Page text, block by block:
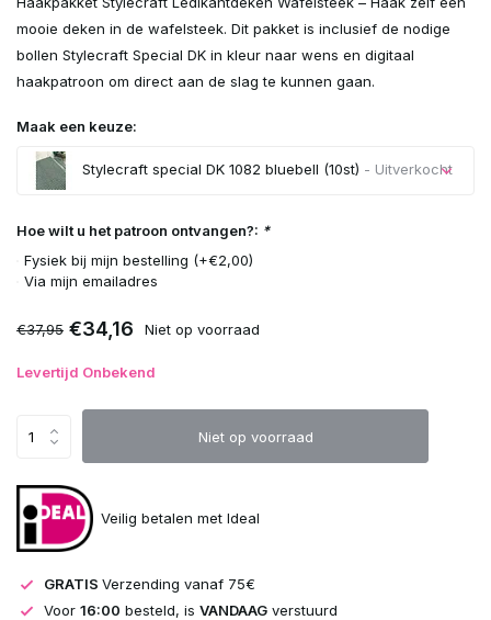
mooie deken in de wafelsteek. Dit pakket is inclusief de nodige
bollen Stylecraft Special DK in kleur naar wens en digitaal
haakpatroon om direct aan de slag te kunnen gaan.
Maak een keuze:
Stylecraft special DK 1082 bluebell (10st) - Uitverkocht
Hoe wilt u het patroon ontvangen?: *
Fysiek bij mijn bestelling (+€2,00)
Via mijn emailadres
€37,95 €34,16 Niet op voorraad
Levertijd Onbekend
Niet op voorraad
Veilig betalen met Ideal
GRATIS Verzending vanaf 75€
Voor 16:00 besteld, is VANDAAG verstuurd